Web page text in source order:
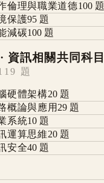
倫理與職業道德100題
保護95 題
減碳100 題
資訊相關共同科目
題
硬體架構20題
概論與應用 29 題
系統10 題
運算思維20題
安全40 題